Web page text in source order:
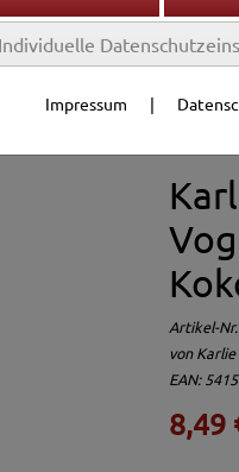
Vogelwelt Aquarienwelt
Spielzeug
Artikel-
vonKarlie
EAN:
8,49
Individuelle
Impressum |